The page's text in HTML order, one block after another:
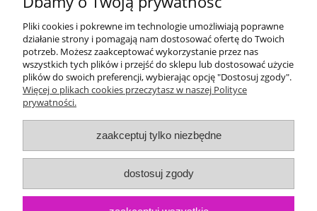
Moje konto
Gwarancja i zwroty
O firmie
Pliki cookies i pokrewne im technologie umożliwiają poprawne
działanie strony i pomagają nam dostosować ofertę do Twoich
potrzeb. Możesz zaakceptować wykorzystanie przez nas
wszystkich tych plików i przejść do sklepu lub dostosować użycie
plików do swoich preferencji, wybierając opcję "Dostosuj zgody".
Więcej o plikach cookies przeczytasz w naszej Polityce
prywatności.
zaakceptuj tylko niezbędne
dostosuj zgody